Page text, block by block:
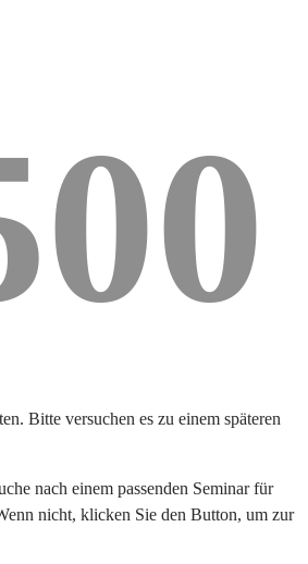
Bitte versuchen es zu einem späteren
nach einem passenden Seminar für
nicht, klicken Sie den Button, um zur